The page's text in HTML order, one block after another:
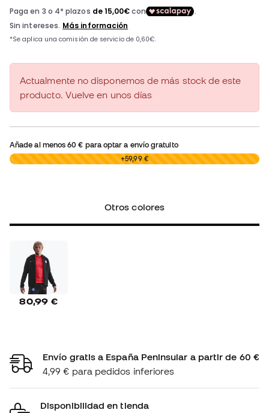
Actualmente no disponemos de más stock de este
producto. Vuelve en unos días
Añade al menos60 € para optar a envío gratuito
0,00 € +59,99 €
Otros colores
80,99 €
Envío gratis a España Peninsular a partir de 60 €
4,99 € para pedidos inferiores
Disponibilidad en tienda